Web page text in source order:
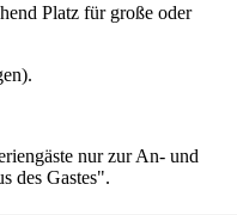
Platz für große oder
nur zur An- und
des Gastes".